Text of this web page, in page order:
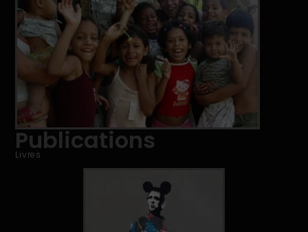
Publications
Livres